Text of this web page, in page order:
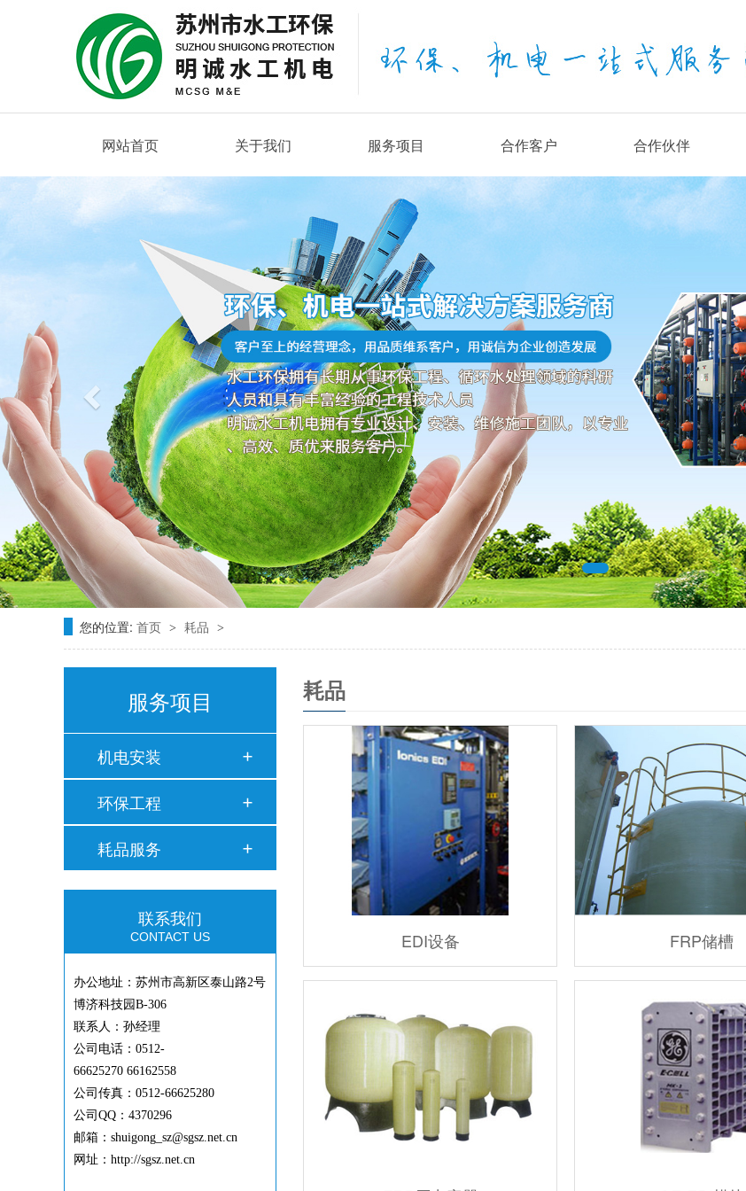
网站首页 关于我们 服务项目 合作客户 合作伙伴
您的位置: 首页 > 耗品 >
服务项目
机电安装
环保工程
耗品服务
联系我们
CONTACT US
办公地址：苏州市高新区泰山路2号
博济科技园B-306
联系人：孙经理
公司电话：0512-
66625270 66162558
公司传真：0512-66625280
公司QQ：4370296
邮箱：shuigong_sz@sgsz.net.cn
网址：http://sgsz.net.cn
耗品
EDI设备 FRP储槽